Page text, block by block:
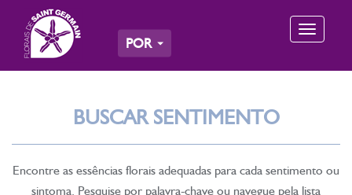
Toggle
POR
BUSCAR SENTIMENTO
Encontre as essências florais adequadas para cada sentimento ou
sintoma. Pesquise por palavra-chave ou navegue pela lista